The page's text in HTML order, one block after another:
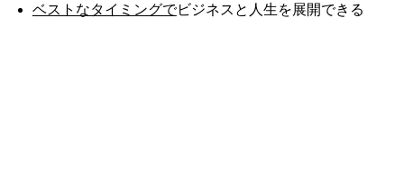
ベストなタイミングでビジネスと人生を展開できる